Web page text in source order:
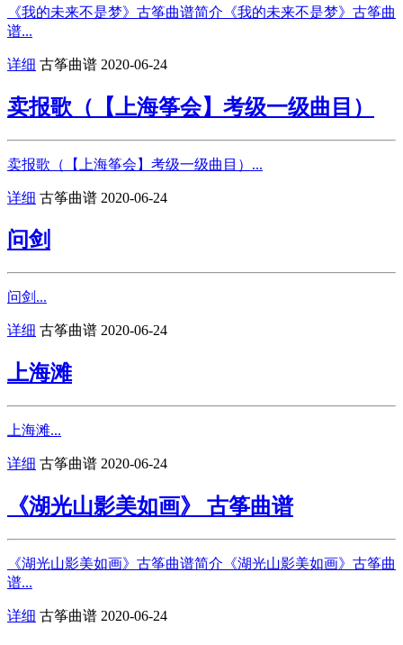
《我的未来不是梦》古筝曲谱简介《我的未来不是梦》古筝曲
谱...
详细 古筝曲谱 2020-06-24
卖报歌（【上海筝会】考级一级曲目）
卖报歌（【上海筝会】考级一级曲目）...
详细 古筝曲谱 2020-06-24
问剑
问剑...
详细 古筝曲谱 2020-06-24
上海滩
上海滩...
详细 古筝曲谱 2020-06-24
《湖光山影美如画》 古筝曲谱
《湖光山影美如画》古筝曲谱简介《湖光山影美如画》古筝曲
谱...
详细 古筝曲谱 2020-06-24